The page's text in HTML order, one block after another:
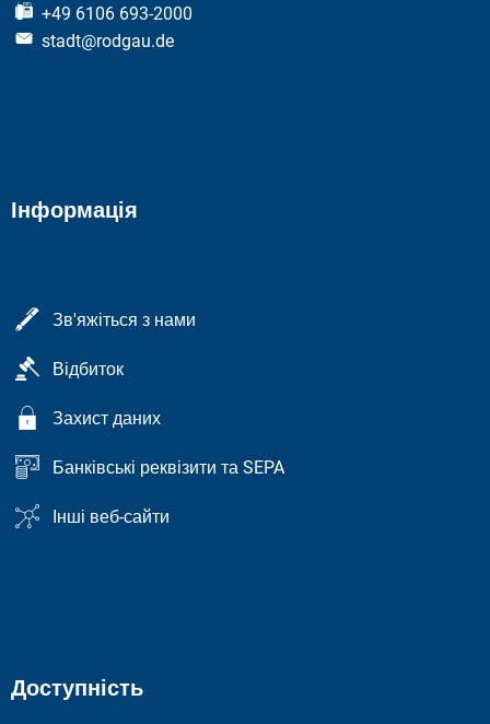
+49 6106 693-2000
stadt@rodgau.de
Інформація
Зв'яжіться з нами
Відбиток
Захист даних
Банківські реквізити та SEPA
Інші веб-сайти
Доступність